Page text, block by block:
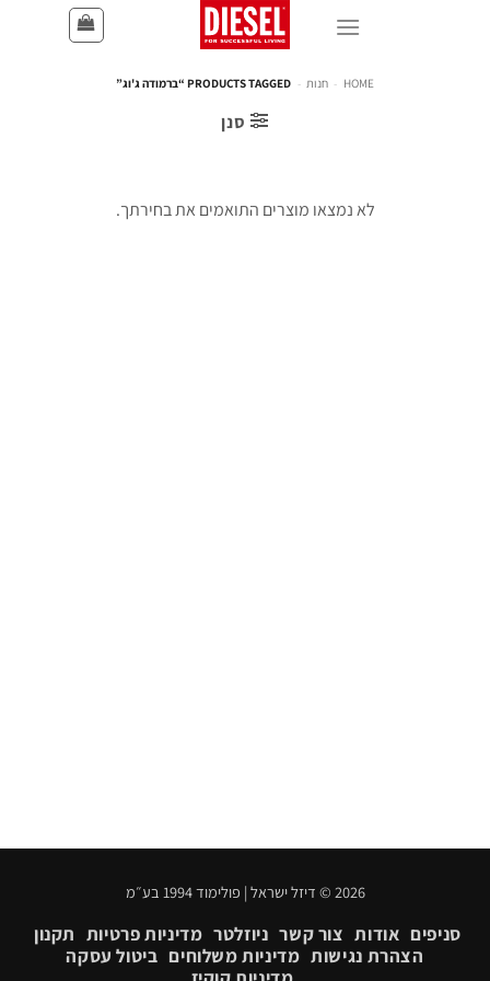
HOME
- חנות - PRODUCTS TAGGED “ברמודה ג'וג”
סנן
לא נמצאו מוצרים התואמים את בחירתך.
2026 © דיזל ישראל | פולימוד 1994 בע״מ
סניפים אודות צור קשר ניוזלטר מדיניות פרטיות תקנון
הצהרת נגישות מדיניות משלוחים ביטול עסקה